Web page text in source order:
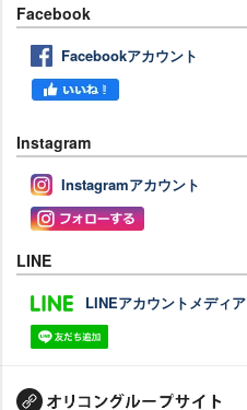
Facebook
Facebookアカウント
Instagram
Instagramアカウント
LINE
LINEアカウントメディア